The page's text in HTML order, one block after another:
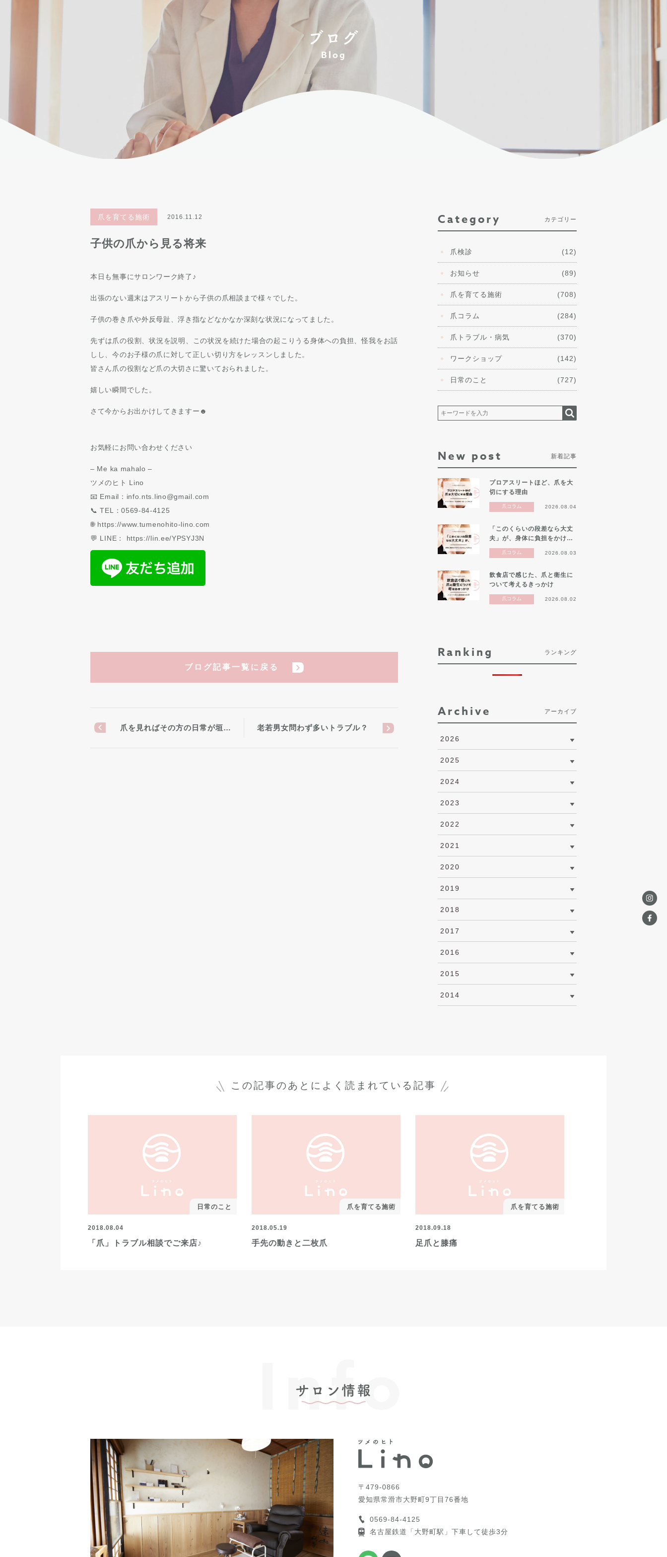
ブログ
Blog
爪を育てる施術 2016.11.12
子供の爪から見る将来
本日も無事にサロンワーク終了♪
出張のない週末はアスリートから子供の爪相談まで様々でした。
子供の巻き爪や外反母趾、浮き指などなかなか深刻な状況になってました。
先ずは爪の役割、状況を説明、この状況を続けた場合の起こりうる身体への負担、怪我をお話
しし、今のお子様の爪に対して正しい切り方をレッスンしました。
皆さん爪の役割など爪の大切さに驚いておられました。
嬉しい瞬間でした。
さて今からお出かけしてきますー☻
お気軽にお問い合わせください
– Me ka mahalo –
ツメのヒト Lino
📧 Email：info.nts.lino@gmail.com
📞 TEL：0569-84-4125
🌐 https://www.tumenohito-lino.com
💬 LINE： https://lin.ee/YPSYJ3N
ブログ記事一覧に戻る
爪を見ればその方の日常が垣… 老若男女問わず多いトラブル？
Category カテゴリー
爪検診 (12)
お知らせ (89)
爪を育てる施術 (708)
爪コラム (284)
爪トラブル・病気 (370)
ワークショップ (142)
日常のこと (727)
New post 新着記事
プロアスリートほど、爪を大
切にする理由
爪コラム 2026.08.04
「このくらいの段差なら大丈
夫」が、身体に負担をかけ…
爪コラム 2026.08.03
飲食店で感じた、爪と衛生に
ついて考えるきっかけ
爪コラム 2026.08.02
Ranking ランキング
Archive アーカイブ
2026
2025
2024
2023
2022
2021
2020
2019
2018
2017
2016
2015
2014
この記事のあとに よく読まれている記事
日常のこと
2018.08.04
「爪」トラブル相談でご来店♪
爪を育てる施術
2018.05.19
手先の動きと二枚爪
爪を育てる施術
2018.09.18
足爪と膝痛
サロン情報
Info
〒479-0866
愛知県常滑市大野町9丁目76番地
0569-84-4125
名古屋鉄道「大野町駅」下車して徒歩3分